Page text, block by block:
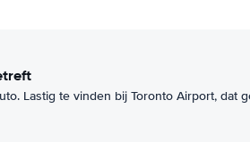
Lastig te vinden bij Toronto Airport, dat